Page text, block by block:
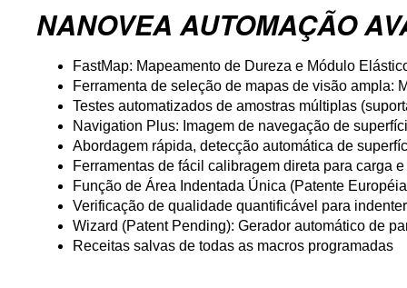
NANOVEA AUTOMAÇÃO
FastMap: Mapeamento de Dureza e Módulo
Ferramenta de seleção de mapas de visão ampla:
Testes automatizados de amostras múltiplas
Navigation Plus: Imagem de navegação de
Abordagem rápida, detecção automática de
Ferramentas de fácil calibragem direta para carga
Função de Área Indentada Única (Patente
Verificação de qualidade quantificável para
Wizard (Patent Pending): Gerador automático de
Receitas salvas de todas as macros programadas